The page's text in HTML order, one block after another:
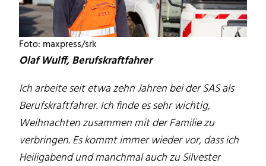
Foto: maxpress/srk
Olaf Wulff, Berufskraftfahrer
Ich arbeite seit etwa zehn Jahren bei der SAS als
Berufskraftfahrer. Ich finde es sehr wichtig,
Weihnachten zusammen mit der Familie zu
verbringen. Es kommt immer wieder vor, dass ich
Heiligabend und manchmal auch zu Silvester